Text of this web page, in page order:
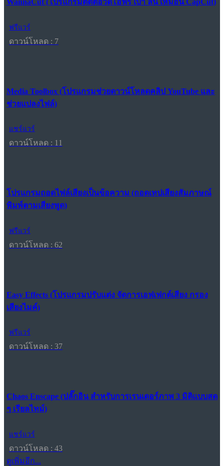
WannaCut (โปรแกรมตัดต่อวิดีโอฟรี เบา ลื่น เหมือน CapCut)
ฟรีแวร์
ดาวน์โหลด : 7
Media Toolbox (โปรแกรมช่วยดาวน์โหลดคลิป YouTube และ
ช่วยแปลงไฟล์)
แชร์แวร์
ดาวน์โหลด : 11
โปรแกรมถอดไฟล์เสียงเป็นข้อความ (ถอดเทปเสียงสัมภาษณ์
พิมพ์ตามเสียงพูด)
ฟรีแวร์
ดาวน์โหลด : 62
Easy Effects (โปรแกรมปรับแต่ง จัดการเอฟเฟกต์เสียง กรอง
เสียงไมค์)
ฟรีแวร์
ดาวน์โหลด : 37
Chaos Enscape (ปลั๊กอิน สำหรับการเรนเดอร์ภาพ 3 มิติแบบสด
ๆ เรียลไทม์)
แชร์แวร์
ดาวน์โหลด : 43
ดูเพิ่มอีก...